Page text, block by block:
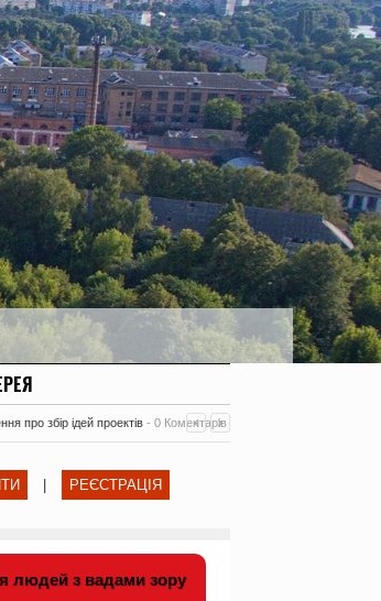
про збір ідей проектів - 0 Коментарів
РЕЄСТРАЦІЯ
людей з вадами зору